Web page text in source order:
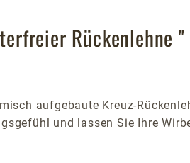
Rückenlehne "
aufgebaute Kreuz-
und lassen Sie Ihre